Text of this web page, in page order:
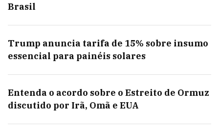
Brasil
Trump anuncia tarifa de 15% sobre insumo
essencial para painéis solares
Entenda o acordo sobre o Estreito de Ormuz
discutido por Irã, Omã e EUA